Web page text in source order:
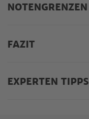
NOTENGRENZEN
FAZIT
EXPERTEN TIPPS